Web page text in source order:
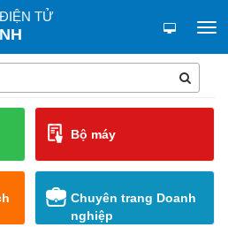
TỬ
Bộ máy
Chuyên trang Doanh
nghiệp